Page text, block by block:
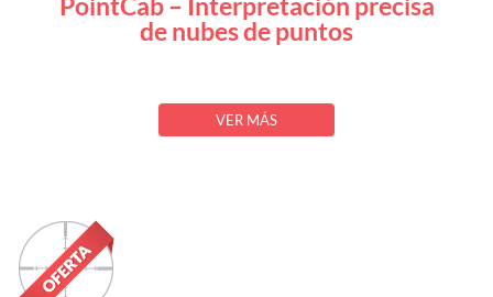
de nubes de puntos
VER MÁS